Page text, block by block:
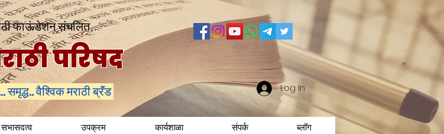
फाऊंडेशन संचलित
परिषद
समृद्ध.. वैश्विक मराठी ब्रॅंड Log In
सभासदत्व उपक्रम कार्यशाळा संपर्क ब्लॉग